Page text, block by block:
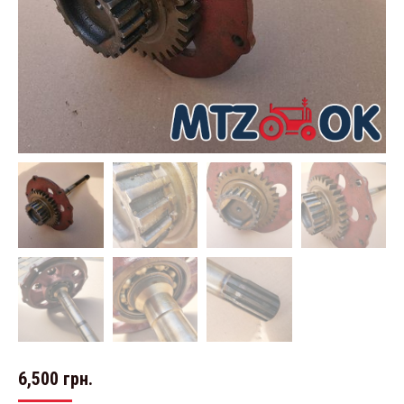
6,500 грн.